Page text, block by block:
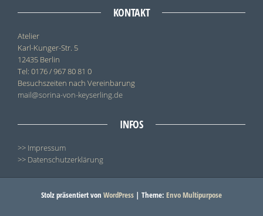
KONTAKT
Atelier
Karl-Kunger-Str. 5
12435 Berlin
Tel: 0176 / 967 80 81 0
Besuchszeiten nach Vereinbarung
mail@sorina-von-keyserling.de
INFOS
>> Impressum
>> Datenschutzerklärung
Stolz präsentiert von WordPress | Theme: Envo Multipurpose